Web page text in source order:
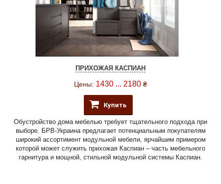
ПРИХОЖАЯ КАСПИАН
Цены: 1430 ... 2180 ₴
Купить
Обустройство дома мебелью требует тщательного подхода при
выборе. БРВ-Украина предлагает потенциальным покупателям
широкий ассортимент модульной мебели, ярчайшим примером
которой может служить прихожая Каспиан – часть мебельного
гарнитура и мощной, стильной модульной системы Каспиан.